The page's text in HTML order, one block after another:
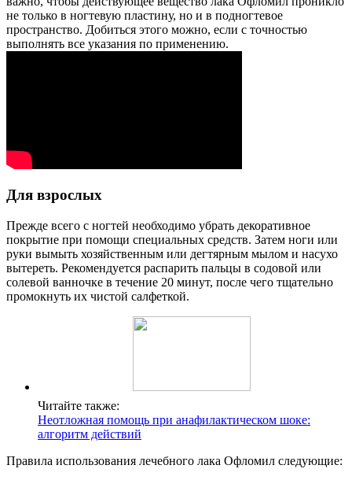
не только в ногтевую пластину, но и в подногтевое
пространство. Добиться этого можно, если с точностью
выполнять все указания по применению.
Для взрослых
Прежде всего с ногтей необходимо убрать декоративное
покрытие при помощи специальных средств. Затем ноги или
руки вымыть хозяйственным или дегтярным мылом и насухо
вытереть. Рекомендуется распарить пальцы в содовой или
солевой ванночке в течение 20 минут, после чего тщательно
промокнуть их чистой салфеткой.
Читайте также:
Неотложная помощь при анафилактическом шоке:
алгоритм действий
Правила использования лечебного лака Офломил следующие: